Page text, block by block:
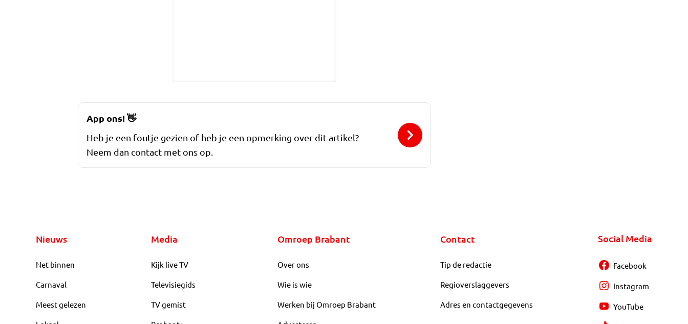
App ons!👋
Heb je een foutje gezien of heb je een opmerking over dit artikel?
Neem dan contact met ons op.
Nieuws
Net binnen
Carnaval
Meest gelezen
Media
Kijk live TV
Televisiegids
TV gemist
Omroep Brabant
Over ons
Wie is wie
Werken bij Omroep Brabant
Contact
Tip de redactie
Regioverslaggevers
Adres en contactgegevens
Social Media
Facebook
Instagram
YouTube